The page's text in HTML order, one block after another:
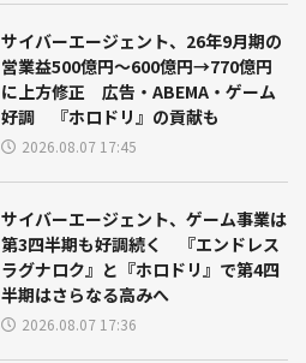
サイバーエージェント、26年9月期の
営業益500億円～600億円→770億円
に上方修正 広告・ABEMA・ゲーム
好調 『ホロドリ』の貢献も
2026.08.07 17:45
サイバーエージェント、ゲーム事業は
第3四半期も好調続く 『エンドレス
ラグナロク』と『ホロドリ』で第4四
半期はさらなる高みへ
2026.08.07 17:36